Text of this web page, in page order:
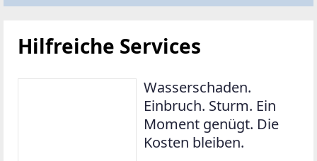
Hilfreiche Services
Wasserschaden.
Einbruch. Sturm. Ein
Moment genügt. Die
Kosten bleiben.